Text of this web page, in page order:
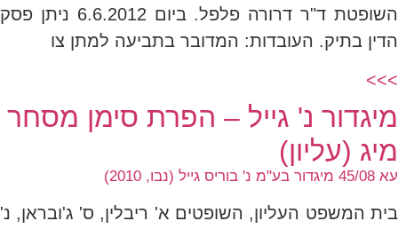
השופטת ד"ר דרורה פלפל. ביום 6.6.2012 ניתן פסק
הדין בתיק. העובדות: המדובר בתביעה למתן צו
>>>
מיגדור נ' גייל – הפרת סימן מסחר
מיג (עליון)
עא 45/08 מיגדור בע"מ נ' בוריס גייל (נבו, 2010)
בית המשפט העליון, השופטים א' ריבלין, ס' ג'ובראן, נ'